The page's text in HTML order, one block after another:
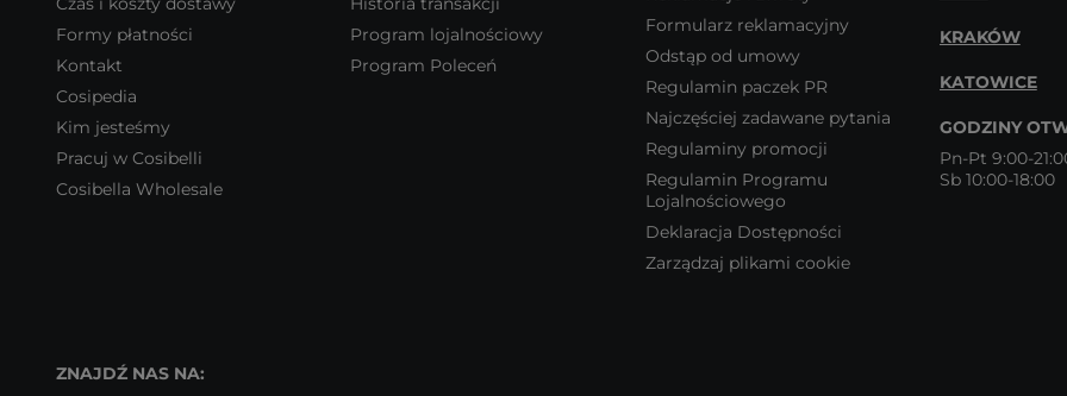
Formy płatności
Kontakt
Cosipedia
Kim jesteśmy
Pracuj w Cosibelli
Cosibella Wholesale
Program lojalnościowy
Program Poleceń
Formularz reklamacyjny
Odstąp od umowy
Regulamin paczek PR
Najczęściej zadawane pytania
Regulaminy promocji
Regulamin Programu
Lojalnościowego
Deklaracja Dostępności
Zarządzaj plikami cookie
KRAKÓW
KATOWICE
GODZINY
Pn-Pt 9:00-
Sb 10:00-18:00
ZNAJDŹ NAS NA: